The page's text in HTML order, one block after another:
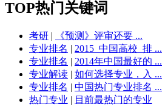
TOP热门关键词
考研 |
《预测》评审还要 ...
专业排名 | 2015_中国高校_排 ...
专业排名 | 2014年中国最好的 ...
专业解读 | 如何选择专业，入 ...
专业排名 | 中国热门专业排名 ...
热门专业 | 目前最热门的专业